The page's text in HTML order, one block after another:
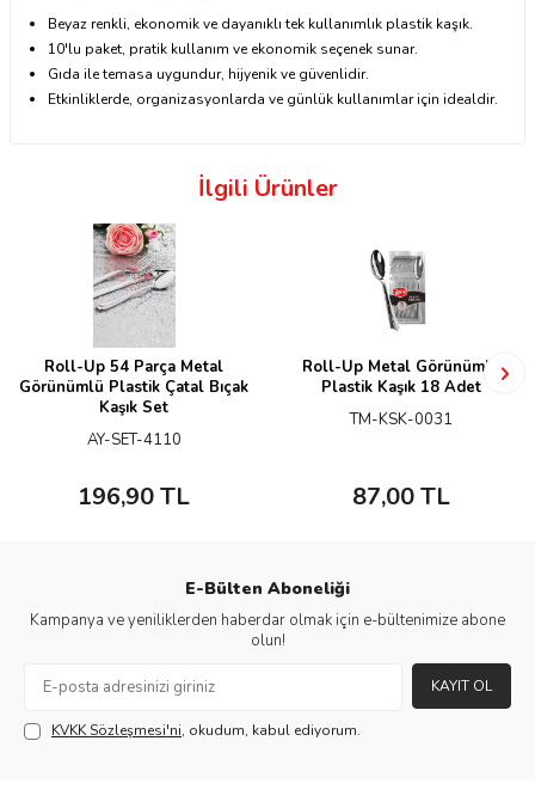
Beyaz renkli, ekonomik ve dayanıklı tek kullanımlık plastik kaşık.
10'lu paket, pratik kullanım ve ekonomik seçenek sunar.
Gıda ile temasa uygundur, hijyenik ve güvenlidir.
Etkinliklerde, organizasyonlarda ve günlük kullanımlar için idealdir.
İlgili Ürünler
Roll-Up 54 Parça Metal
Görünümlü Plastik Çatal Bıçak
Kaşık Set
AY-SET-4110
196,90TL
Roll-Up Metal Görünümlü
Plastik Kaşık 18 Adet
TM-KSK-0031
87,00TL
E-Bülten Aboneliği
Kampanya ve yeniliklerden haberdar olmak için e-bültenimize abone
olun!
KAYIT OL
KVKK Sözleşmesi'ni, okudum, kabul ediyorum.